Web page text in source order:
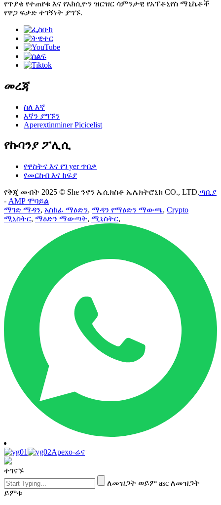
የጥያቄ የተጠየቁ እና የአክሲዮን ዝርዝር ሳምንታዊ የአፕቶኒየስ ማኒኬቶች
የዋጋ ፍቃድ ተገኝነት ያግኙ.
መረጃ
ስለ እኛ
እኛን ያግኙን
Aperextinminer Picicelist
የኩባንያ ፖሊሲ
የዋስትና እና የገ yer ጥበቃ
የመርከብ እና ክፍያ
የቅጂ መብት 2025 © She ንኖን ኤሲክስቶ ኤሌክትሮኒክ CO., LTD.ጣቢያ
- AMP ሞባይል
ማገድ ማዳን, አስከፊ ማዕድን, ማዳን የማዕድን ማውጫ, Crypto
ሚኒስትር, ማዕድን ማውጣት, ሚኒስትር,
Apexo-ሬና
ተገናኙ
ለመዝጋት ወይም asc ለመዝጋት
ይምቱ